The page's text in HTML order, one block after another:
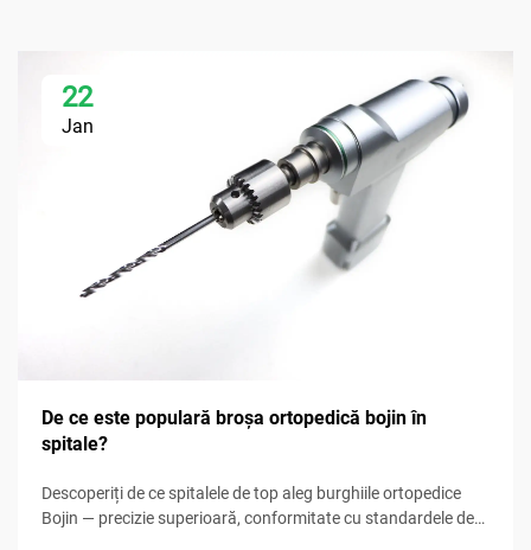
22
Jan
De ce este populară broșa ortopedică bojin în
spitale?
Descoperiți de ce spitalele de top aleg burghiile ortopedice
Bojin — precizie superioară, conformitate cu standardele de